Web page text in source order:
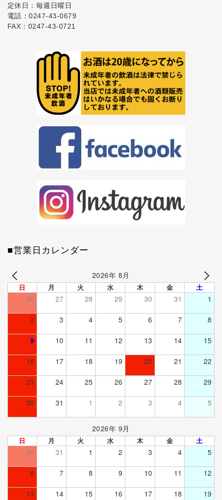
定休日：毎週日曜日
電話：0247-43-0679
FAX：0247-43-0721
■営業日カレンダー
2026年 8月
日 月 火 水 木 金 土
26 27 28 29 30 31 1
2 3 4 5 6 7 8
9 10 11 12 13 14 15
16 17 18 19 20 21 22
23 24 25 26 27 28 29
30 31 1 2 3 4 5
2026年 9月
日 月 火 水 木 金 土
30 31 1 2 3 4 5
6 7 8 9 10 11 12
13 14 15 16 17 18 19